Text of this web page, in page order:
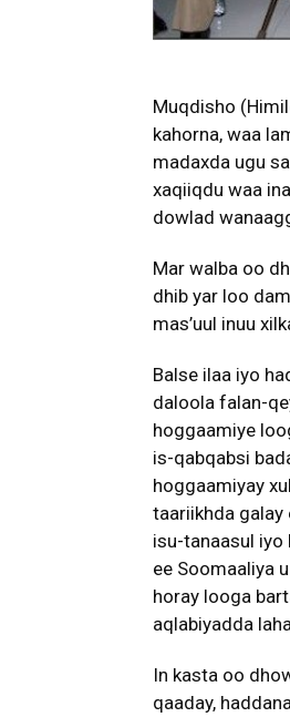
Muqdisho
kahorna, waa
madaxda ugu
xaqiiqdu waa
dowlad
Mar walba oo
dhib yar loo
mas’uul inuu
Balse ilaa iyo
daloola falan-
hoggaamiye
is-qabqabsi
hoggaamiyay
taariikhda galay
isu-tanaasul iyo
ee Soomaaliya
horay looga
aqlabiyadda
In kasta oo
qaaday,